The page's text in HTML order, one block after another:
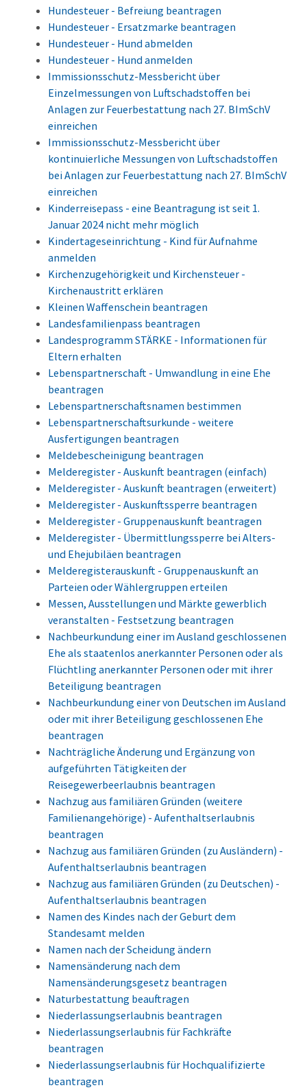
Hundesteuer - Befreiung beantragen
Hundesteuer - Ersatzmarke beantragen
Hundesteuer - Hund abmelden
Hundesteuer - Hund anmelden
Immissionsschutz-Messbericht über
Einzelmessungen von Luftschadstoffen bei
Anlagen zur Feuerbestattung nach 27. BImSchV
einreichen
Immissionsschutz-Messbericht über
kontinuierliche Messungen von Luftschadstoffen
bei Anlagen zur Feuerbestattung nach 27. BImSchV
einreichen
Kinderreisepass - eine Beantragung ist seit 1.
Januar 2024 nicht mehr möglich
Kindertageseinrichtung - Kind für Aufnahme
anmelden
Kirchenzugehörigkeit und Kirchensteuer -
Kirchenaustritt erklären
Kleinen Waffenschein beantragen
Landesfamilienpass beantragen
Landesprogramm STÄRKE - Informationen für
Eltern erhalten
Lebenspartnerschaft - Umwandlung in eine Ehe
beantragen
Lebenspartnerschaftsnamen bestimmen
Lebenspartnerschaftsurkunde - weitere
Ausfertigungen beantragen
Meldebescheinigung beantragen
Melderegister - Auskunft beantragen (einfach)
Melderegister - Auskunft beantragen (erweitert)
Melderegister - Auskunftssperre beantragen
Melderegister - Gruppenauskunft beantragen
Melderegister - Übermittlungssperre bei Alters-
und Ehejubiläen beantragen
Melderegisterauskunft - Gruppenauskunft an
Parteien oder Wählergruppen erteilen
Messen, Ausstellungen und Märkte gewerblich
veranstalten - Festsetzung beantragen
Nachbeurkundung einer im Ausland geschlossenen
Ehe als staatenlos anerkannter Personen oder als
Flüchtling anerkannter Personen oder mit ihrer
Beteiligung beantragen
Nachbeurkundung einer von Deutschen im Ausland
oder mit ihrer Beteiligung geschlossenen Ehe
beantragen
Nachträgliche Änderung und Ergänzung von
aufgeführten Tätigkeiten der
Reisegewerbeerlaubnis beantragen
Nachzug aus familiären Gründen (weitere
Familienangehörige) - Aufenthaltserlaubnis
beantragen
Nachzug aus familiären Gründen (zu Ausländern) -
Aufenthaltserlaubnis beantragen
Nachzug aus familiären Gründen (zu Deutschen) -
Aufenthaltserlaubnis beantragen
Namen des Kindes nach der Geburt dem
Standesamt melden
Namen nach der Scheidung ändern
Namensänderung nach dem
Namensänderungsgesetz beantragen
Naturbestattung beauftragen
Niederlassungserlaubnis beantragen
Niederlassungserlaubnis für Fachkräfte
beantragen
Niederlassungserlaubnis für Hochqualifizierte
beantragen